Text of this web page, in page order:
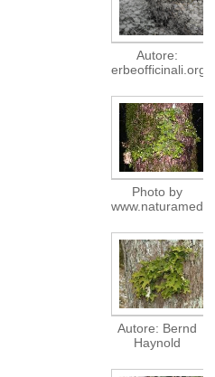
Autore:
erbeofficinali.org
Photo by
Autore: Bernd
Haynold